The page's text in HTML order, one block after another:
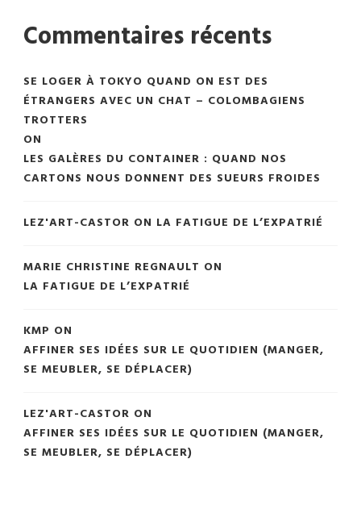
Commentaires récents
SE LOGER À TOKYO QUAND ON EST DES
ÉTRANGERS AVEC UN CHAT – COLOMBAGIENS
TROTTERS
ON
LES GALÈRES DU CONTAINER : QUAND NOS
CARTONS NOUS DONNENT DES SUEURS FROIDES
LEZ'ART-CASTOR ON LA FATIGUE DE L’EXPATRIÉ
MARIE CHRISTINE REGNAULT ON
LA FATIGUE DE L’EXPATRIÉ
KMP ON
AFFINER SES IDÉES SUR LE QUOTIDIEN (MANGER,
SE MEUBLER, SE DÉPLACER)
LEZ'ART-CASTOR ON
AFFINER SES IDÉES SUR LE QUOTIDIEN (MANGER,
SE MEUBLER, SE DÉPLACER)